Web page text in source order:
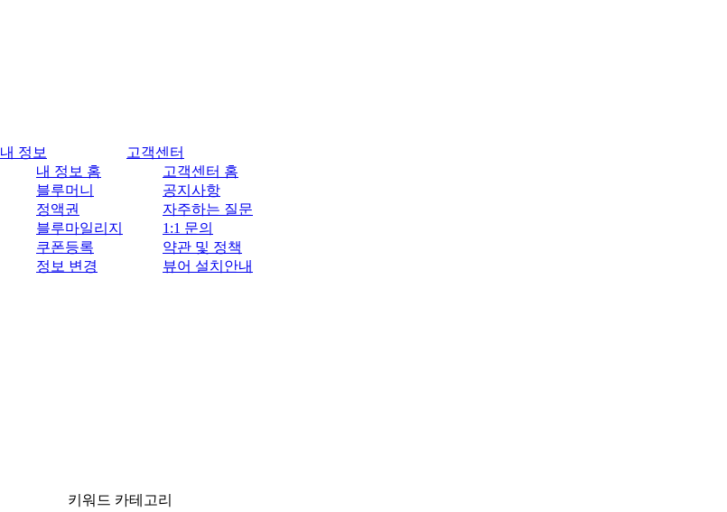
내 정보
내 정보 홈
블루머니
정액권
블루마일리지
쿠폰등록
정보 변경
고객센터
고객센터 홈
공지사항
자주하는 질문
1:1 문의
약관 및 정책
뷰어 설치안내
키워드 카테고리